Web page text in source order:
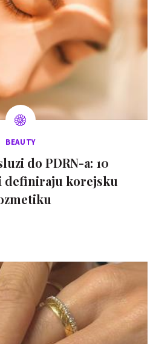
BEAUTY
do PDRN-a: 10
definiraju korejsku